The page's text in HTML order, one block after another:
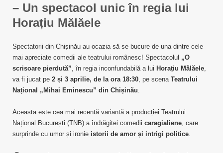
– Un spectacol unic în regia lui
Horațiu Mălăele
Spectatorii din Chișinău au ocazia să se bucure de una dintre cele
mai apreciate comedii ale teatrului românesc! Spectacolul „O
scrisoare pierdută”, în regia inconfundabilă a lui Horațiu Mălăele,
va fi jucat pe 2 și 3 aprilie, de la ora 18:30, pe scena Teatrului
Național „Mihai Eminescu” din Chișinău.
Aceasta este cea mai recentă variantă a producției Teatrului
Național București (TNB) a îndrăgitei comedii caragialiene, care
surprinde cu umor și ironie istorii de amor și intrigi politice.